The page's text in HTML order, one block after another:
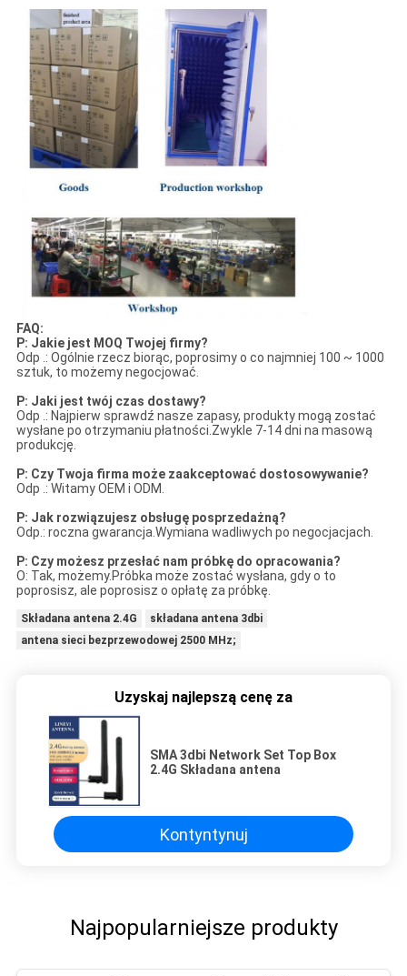
FAQ:
P: Jakie jest MOQ Twojej firmy?
Odp .: Ogólnie rzecz biorąc, poprosimy o co najmniej 100 ~ 1000
sztuk, to możemy negocjować.
P: Jaki jest twój czas dostawy?
Odp .: Najpierw sprawdź nasze zapasy, produkty mogą zostać
wysłane po otrzymaniu płatności.Zwykle 7-14 dni na masową
produkcję.
P: Czy Twoja firma może zaakceptować dostosowywanie?
Odp .: Witamy OEM i ODM.
P: Jak rozwiązujesz obsługę posprzedażną?
Odp.: roczna gwarancja.Wymiana wadliwych po negocjacjach.
P: Czy możesz przesłać nam próbkę do opracowania?
O: Tak, możemy.Próbka może zostać wysłana, gdy o to
poprosisz, ale poprosisz o opłatę za próbkę.
Składana antena 2.4G
składana antena 3dbi
antena sieci bezprzewodowej 2500 MHz;
Uzyskaj najlepszą cenę za
SMA 3dbi Network Set Top Box
2.4G Składana antena
Kontyntynuj
Najpopularniejsze produkty